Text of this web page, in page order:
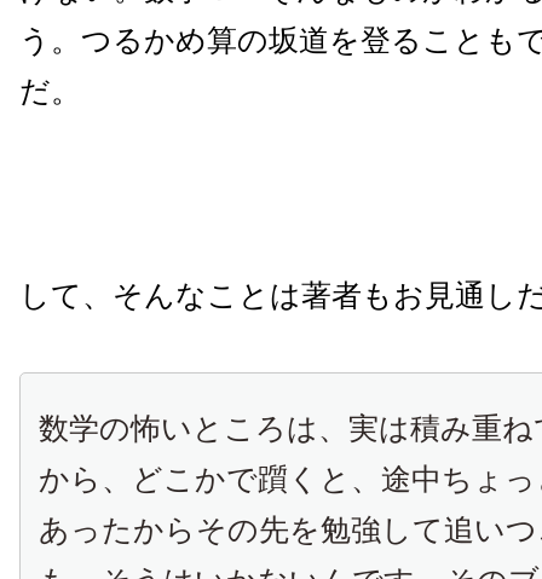
う。つるかめ算の坂道を登ることも
だ。
して、そんなことは著者もお見通し
数学の怖いところは、実は積み重
から、どこかで躓くと、途中ちょ
あったからその先を勉強して追い